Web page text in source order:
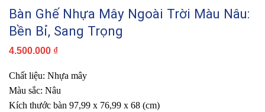
Bàn Ghế Nhựa Mây Ngoài Trời Màu Nâu:
Bền Bỉ, Sang Trọng
4.500.000 ₫
Chất liệu: Nhựa mây
Màu sắc: Nâu
Kích thước bàn 97,99 x 76,99 x 68 (cm)